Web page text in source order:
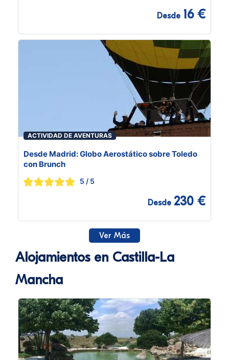
Desde 16 €
ACTIVIDAD DE AVENTURAS
Desde Madrid: Globo Aerostático sobre Toledo
con Brunch
5 / 5
Desde 230 €
Ver Más
Alojamientos en Castilla-La
Mancha